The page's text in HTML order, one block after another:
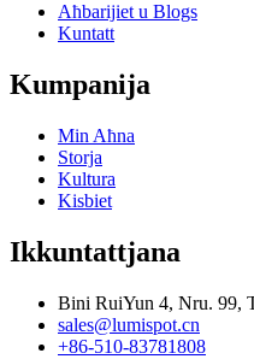
Aħbarijiet u Blogs
Kuntatt
Kumpanija
Min Aħna
Storja
Kultura
Kisbiet
Ikkuntattjana
Bini RuiYun 4, Nru. 99,
sales@lumispot.cn
+86-510-83781808